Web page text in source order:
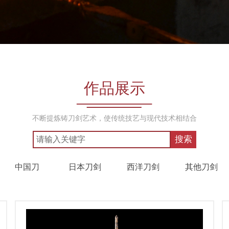
作品展示
不断提炼铸刀剑艺术，使传统技艺与现代技术相结合
搜索
中国刀 日本刀剑 西洋刀剑 其他刀剑